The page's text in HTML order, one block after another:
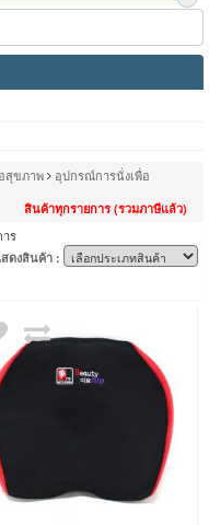
สุขภาพ
อุปกรณ์การนั่งเพื่อ
สินค้าทุกรายการ (รวมภาษีแล้ว)
าร
สดงสินค้า :